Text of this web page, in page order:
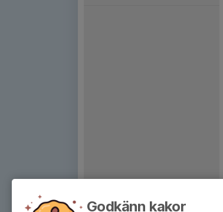
Godkänn kakor